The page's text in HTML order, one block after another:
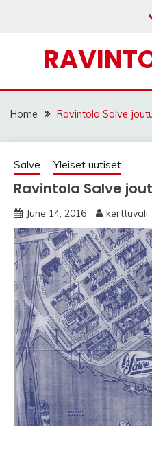
Home Ravintola Salve
Salve Yleiset uutiset
Ravintola Salve
June 14, 2016 kerttuvali